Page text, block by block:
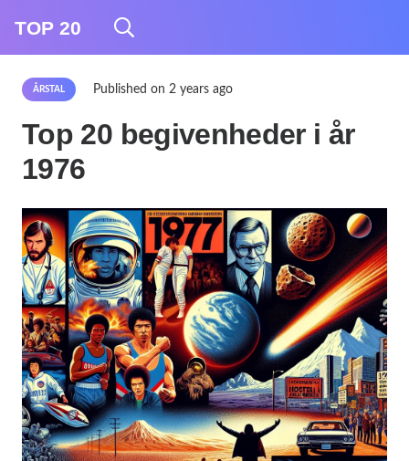
TOP 20
ÅRSTAL Published on2 years ago
Top 20 begivenheder i år
1976